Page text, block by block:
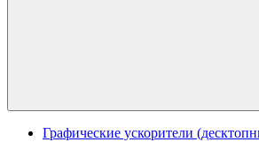
Графические ускорители